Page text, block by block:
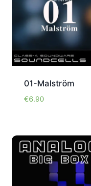
01-Malström
€6.90